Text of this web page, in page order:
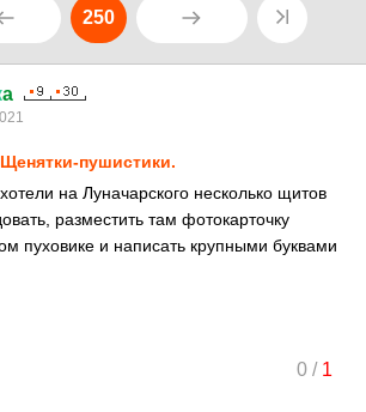
250
a
Щенятки-пушистики.
на Луначарского несколько щитов
разместить там фотокарточку
пуховике и написать крупными буквами
0/ 1